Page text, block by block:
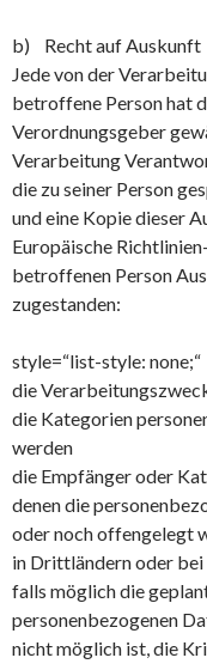
b) Recht auf Auskunft
Jede von der
betroffene Person hat
Verordnungsgeber
Verarbeitung
die zu seiner Person
und eine Kopie dieser
Europäische
betroffenen Person
zugestanden:
style=“list-style: none;“
die
die Kategorien
werden
die Empfänger oder
denen die
oder noch offengelegt
in Drittländern oder
falls möglich die
personenbezogenen
nicht möglich ist, die